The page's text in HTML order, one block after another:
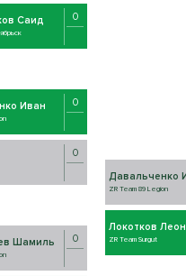
Саид 0
Иван 0
0
Шамиль 0
Давальченко
ZR Team 89 Legion
Локотков
ZR Team Surgut